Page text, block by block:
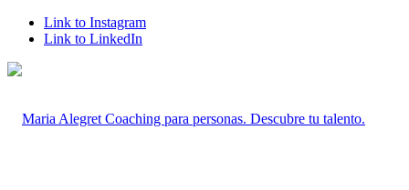
Link to Instagram
Link to LinkedIn